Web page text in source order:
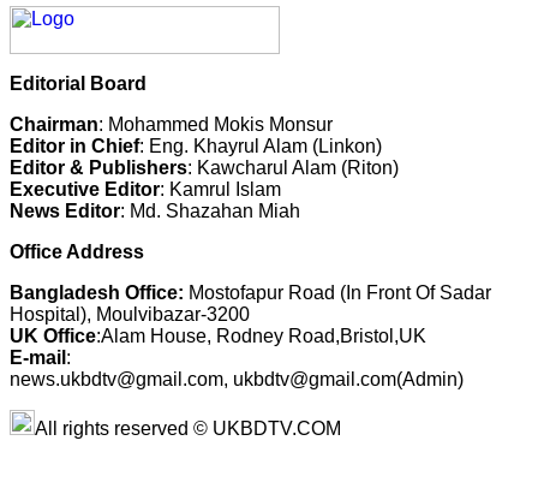
Editorial Board
Chairman: Mohammed Mokis Monsur
Editor in Chief: Eng. Khayrul Alam (Linkon)
Editor & Publishers: Kawcharul Alam (Riton)
Executive Editor: Kamrul Islam
News Editor: Md. Shazahan Miah
Office Address
Bangladesh Office: Mostofapur Road (In Front Of Sadar
Hospital), Moulvibazar-3200
UK Office:Alam House, Rodney Road,Bristol,UK
E-mail :
news.ukbdtv@gmail.com, ukbdtv@gmail.com(Admin)
All rights reserved © UKBDTV.COM